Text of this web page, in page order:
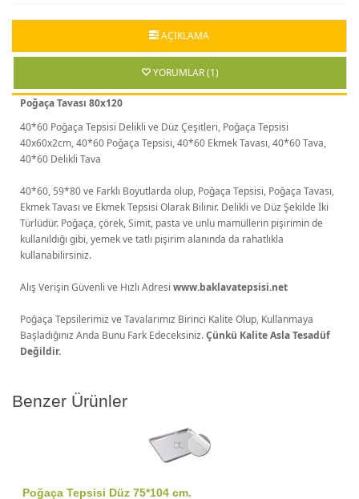
AÇIKLAMA
YORUMLAR (1)
Poğaça Tavası 80x120
40*60 Poğaça Tepsisi Delikli ve Düz Çeşitleri, Poğaça Tepsisi
40x60x2cm, 40*60 Poğaça Tepsisi, 40*60 Ekmek Tavası, 40*60 Tava,
40*60 Delikli Tava
40*60, 59*80 ve Farklı Boyutlarda olup, Poğaça Tepsisi, Poğaça Tavası,
Ekmek Tavası ve Ekmek Tepsisi Olarak Bilinir. Delikli ve Düz Şekilde İki
Türlüdür. Poğaça, çörek, Simit, pasta ve unlu mamüllerin pişirimin de
kullanıldığı gibi, yemek ve tatlı pişirim alanında da rahatlıkla
kullanabilirsiniz.
Alış Verişin Güvenli ve Hızlı Adresi www.baklavatepsisi.net
Poğaça Tepsilerimiz ve Tavalarımız Birinci Kalite Olup, Kullanmaya
Başladığınız Anda Bunu Fark Edeceksiniz.Çünkü Kalite Asla Tesadüf
Değildir.
Benzer Ürünler
Poğaça Tepsisi Düz 75*104 cm.